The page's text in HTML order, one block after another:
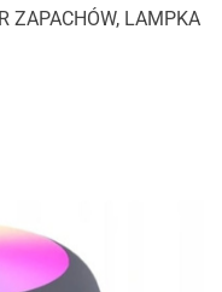
ZAPACHÓW, LAMPKA